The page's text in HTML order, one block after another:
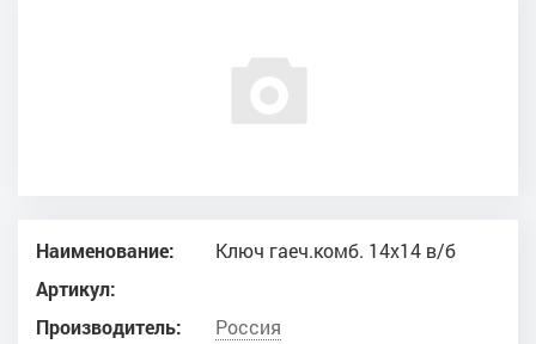
Наименование:
Ключ гаеч.комб. 14х14 в/б
Артикул:
Производитель:
Россия